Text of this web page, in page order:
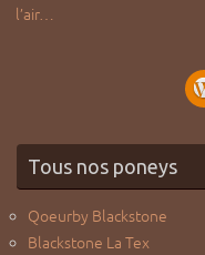
l’air…
Tous nos poneys
Qoeurby Blackstone
Blackstone La Tex